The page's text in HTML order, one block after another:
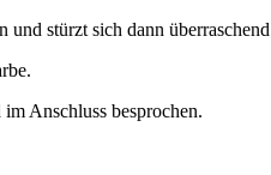
stürzt sich dann
Anschluss besprochen.